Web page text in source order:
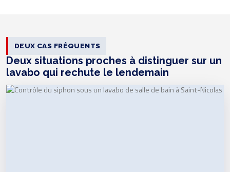
DEUX CAS FRÉQUENTS
Deux situations proches à distinguer sur un
lavabo qui rechute le lendemain